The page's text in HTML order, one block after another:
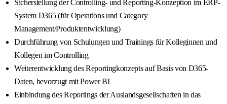
Sicherstellung der Controlling- und Reporting-Konzeption im ERP-
System D365 (für Operations und Category
Management/Produktentwicklung)
Durchführung von Schulungen und Trainings für Kolleginnen und
Kollegen im Controlling
Weiterentwicklung des Reportingkonzepts auf Basis von D365-
Daten, bevorzugt mit Power BI
Einbindung des Reportings der Auslandsgesellschaften in das